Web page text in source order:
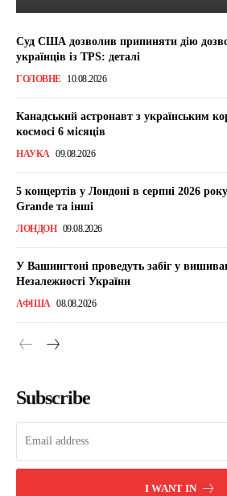
Суд США дозволив припиняти дію
українців із TPS: деталі
ГОЛОВНЕ 10.08.2026
Канадський астронавт з українським
космосі 6 місяців
НАУКА 09.08.2026
5 концертів у Лондоні в серпні 2026
Grande та інші
ЛОНДОН 09.08.2026
У Вашингтоні проведуть забіг у
Незалежності України
АФІША 08.08.2026
Subscribe
I WANT IN